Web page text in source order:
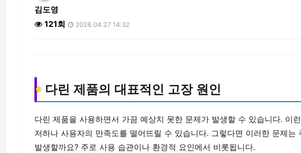
김도영
121회
2026.04.27 14:32
다린 제품의 대표적인 고장 원인
다린 제품을 사용하면서 가끔 예상치 못한 문제가 발생할 수 있습니다. 이
저하나 사용자의 만족도를 떨어뜨릴 수 있습니다. 그렇다면 이러한 문제는
발생할까요? 주로 사용 습관이나 환경적 요인에서 비롯됩니다.